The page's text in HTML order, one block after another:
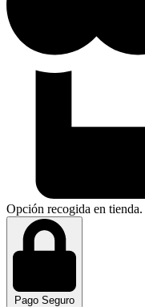
Opción recogida en tienda.
Pago Seguro